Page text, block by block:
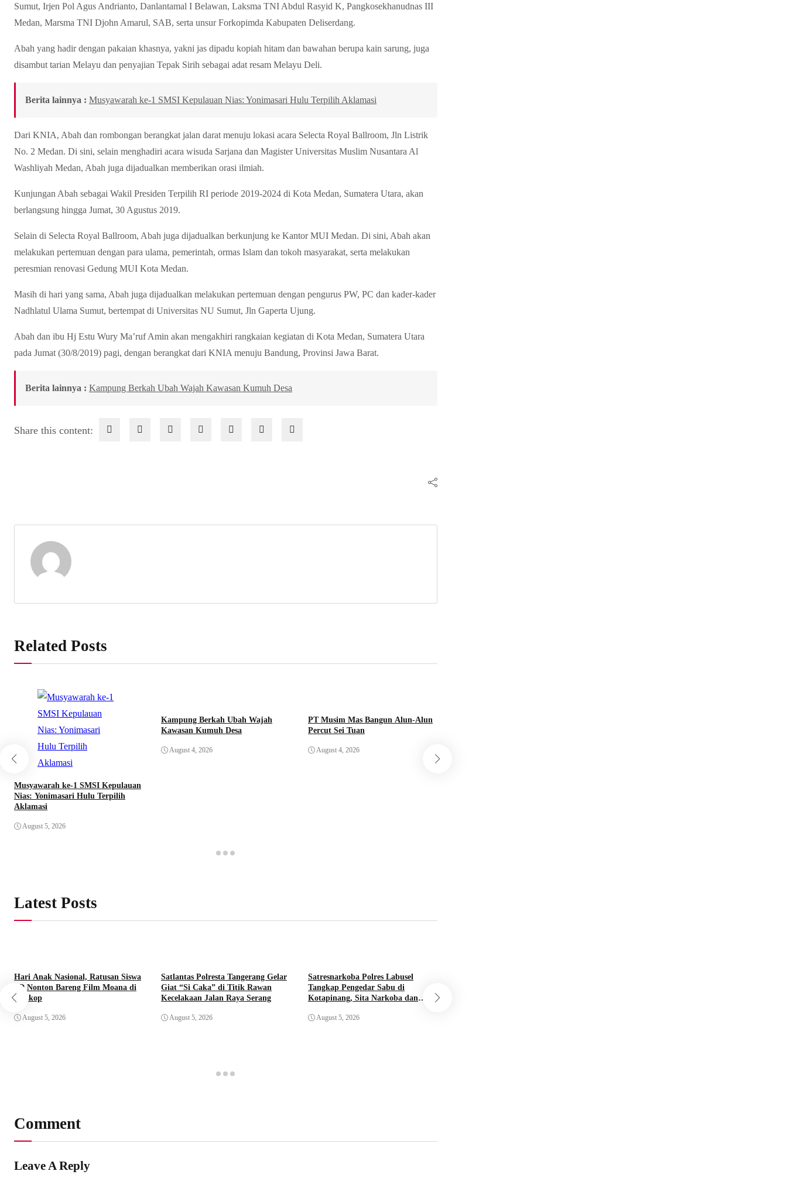
Sumut, Irjen Pol Agus Andrianto, Danlantamal I Belawan, Laksma TNI Abdul Rasyid K, Pangkosekhanudnas III
Medan, Marsma TNI Djohn Amarul, SAB, serta unsur Forkopimda Kabupaten Deliserdang.
Abah yang hadir dengan pakaian khasnya, yakni jas dipadu kopiah hitam dan bawahan berupa kain sarung, juga
disambut tarian Melayu dan penyajian Tepak Sirih sebagai adat resam Melayu Deli.
Berita lainnya : Musyawarah ke-1 SMSI Kepulauan Nias: Yonimasari Hulu Terpilih Aklamasi
Dari KNIA, Abah dan rombongan berangkat jalan darat menuju lokasi acara Selecta Royal Ballroom, Jln Listrik
No. 2 Medan. Di sini, selain menghadiri acara wisuda Sarjana dan Magister Universitas Muslim Nusantara Al
Washliyah Medan, Abah juga dijadualkan memberikan orasi ilmiah.
Kunjungan Abah sebagai Wakil Presiden Terpilih RI periode 2019-2024 di Kota Medan, Sumatera Utara, akan
berlangsung hingga Jumat, 30 Agustus 2019.
Selain di Selecta Royal Ballroom, Abah juga dijadualkan berkunjung ke Kantor MUI Medan. Di sini, Abah akan
melakukan pertemuan dengan para ulama, pemerintah, ormas Islam dan tokoh masyarakat, serta melakukan
peresmian renovasi Gedung MUI Kota Medan.
Masih di hari yang sama, Abah juga dijadualkan melakukan pertemuan dengan pengurus PW, PC dan kader-kader
Nadhlatul Ulama Sumut, bertempat di Universitas NU Sumut, Jln Gaperta Ujung.
Abah dan ibu Hj Estu Wury Ma’ruf Amin akan mengakhiri rangkaian kegiatan di Kota Medan, Sumatera Utara
pada Jumat (30/8/2019) pagi, dengan berangkat dari KNIA menuju Bandung, Provinsi Jawa Barat.
Berita lainnya : Kampung Berkah Ubah Wajah Kawasan Kumuh Desa
Share this content:
Related Posts
Musyawarah ke-1 SMSI Kepulauan
Nias: Yonimasari Hulu Terpilih
Aklamasi
August 5, 2026
Kampung Berkah Ubah Wajah
Kawasan Kumuh Desa
August 4, 2026
PT Musim Mas Bangun Alun-Alun
Percut Sei Tuan
August 4, 2026
Latest Posts
Hari Anak Nasional, Ratusan Siswa
SD Nonton Bareng Film Moana di
Bioskop
August 5, 2026
Satlantas Polresta Tangerang Gelar
Giat “Si Caka” di Titik Rawan
Kecelakaan Jalan Raya Serang
August 5, 2026
Satresnarkoba Polres Labusel
Tangkap Pengedar Sabu di
Kotapinang, Sita Narkoba dan
August 5, 2026
Comment
Leave A Reply